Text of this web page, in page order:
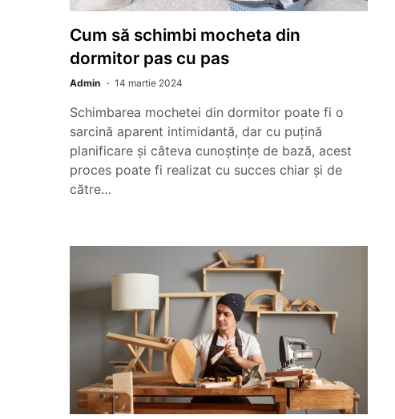
Cum să schimbi mocheta din
dormitor pas cu pas
Admin 14 martie 2024
Schimbarea mochetei din dormitor poate fi o
sarcină aparent intimidantă, dar cu puțină
planificare și câteva cunoștințe de bază, acest
proces poate fi realizat cu succes chiar și de
către…